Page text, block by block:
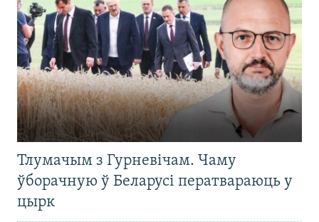
Тлумачым з Гурневічам. Чаму
ўборачную ў Беларусі ператвараюць у
цырк